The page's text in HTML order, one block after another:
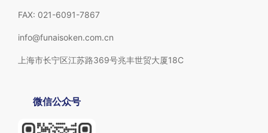
FAX: 021-6091-7867
info@funaisoken.com.cn
上海市长宁区江苏路369号兆丰世贸大厦18C
微信公众号